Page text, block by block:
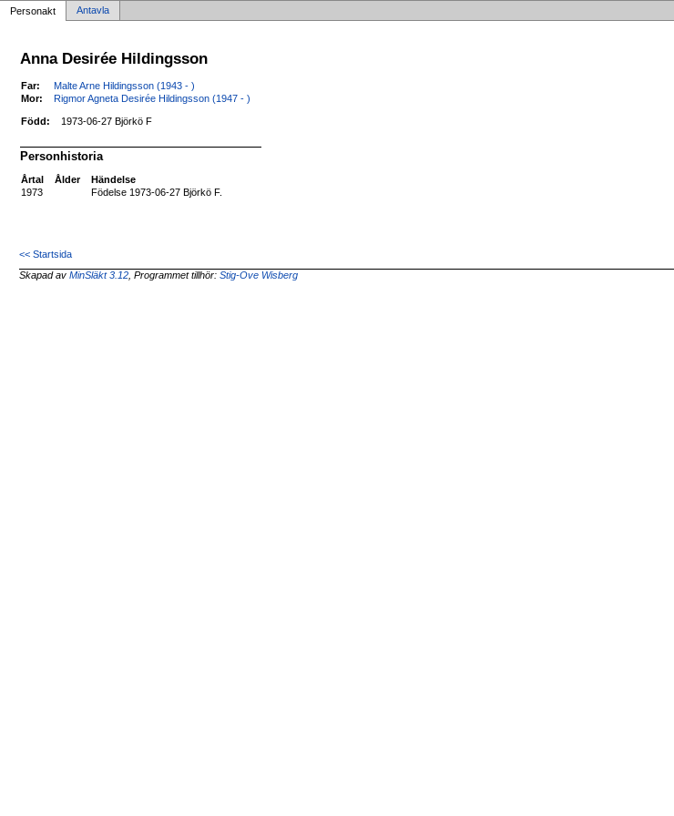
Personakt Antavla
Anna Desirée Hildingsson
Far:
Malte Arne Hildingsson (1943 - )
Mor:
Rigmor Agneta Desirée Hildingsson (1947 - )
Född: 1973-06-27 Björkö F
Personhistoria
Årtal Ålder
Händelse
1973
Födelse 1973-06-27 Björkö F.
<< Startsida
Skapad avMinSläkt 3.12 , Programmet tillhör:Stig-Ove Wisberg